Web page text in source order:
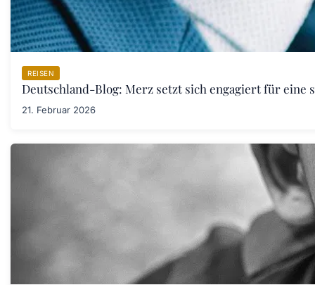
REISEN
Deutschland-Blog: Merz setzt sich engagiert für eine
21. Februar 2026